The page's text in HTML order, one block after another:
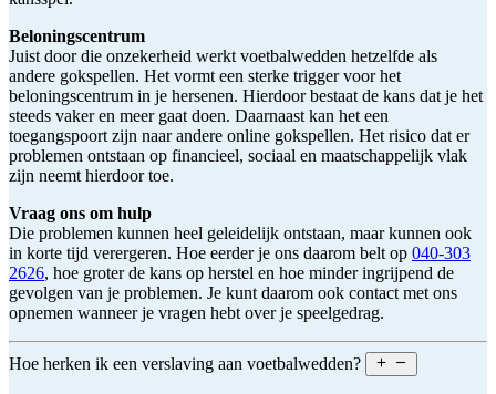
Beloningscentrum
Juist door die onzekerheid werkt voetbalwedden hetzelfde als
andere gokspellen. Het vormt een sterke trigger voor het
beloningscentrum in je hersenen. Hierdoor bestaat de kans dat je het
steeds vaker en meer gaat doen. Daarnaast kan het een
toegangspoort zijn naar andere online gokspellen. Het risico dat er
problemen ontstaan op financieel, sociaal en maatschappelijk vlak
zijn neemt hierdoor toe.
Vraag ons om hulp
Die problemen kunnen heel geleidelijk ontstaan, maar kunnen ook
in korte tijd verergeren. Hoe eerder je ons daarom belt op 040-303
2626, hoe groter de kans op herstel en hoe minder ingrijpend de
gevolgen van je problemen. Je kunt daarom ook contact met ons
opnemen wanneer je vragen hebt over je speelgedrag.
Hoe herken ik een verslaving aan voetbalwedden?